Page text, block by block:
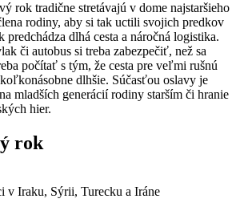
rok tradične stretávajú v dome najstaršieho
rodiny, aby si tak uctili svojich predkov
predchádza dlhá cesta a náročná logistika.
či autobus si treba zabezpečiť, než sa
počítať s tým, že cesta pre veľmi rušnú
dlhšie. Súčasťou oslavy je
mladších generácií rodiny starším či hranie
hier.
rok
v Iraku, Sýrii, Turecku a Iráne